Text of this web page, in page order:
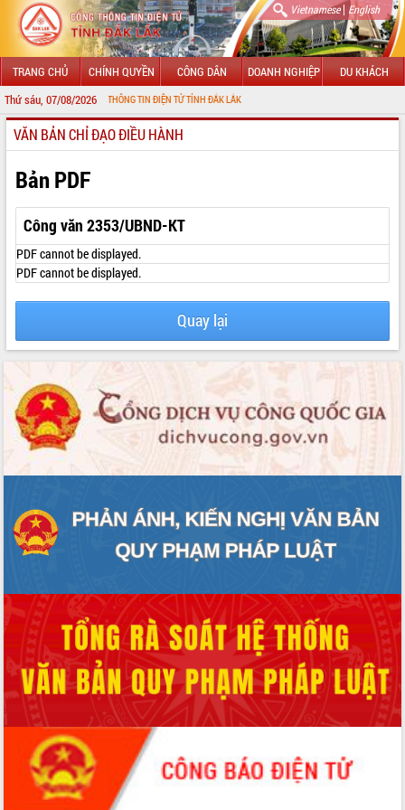
Vietnamese| English
TRANG CHỦ CHÍNH QUYỀN CÔNG DÂN DOANH NGHIỆP DU KHÁCH
Thứ sáu, 07/08/2026
VỚI CỔNG THÔNG TIN ĐIỆN TỬ TỈNH ĐẮK LẮK
GIỚI THIỆU
LÃNH ĐẠO UBND TỈNH
TIN TỨC SỰ KIỆN
SỞ, BAN, NGÀNH
UBND CÁC XÃ, PHƯỜNG
HỆ THỐNG VĂN BẢN
VĂN BẢN HĐND TỈNH
ĐIỂM TIN VĂN BẢN
QUY HOẠCH - KẾ HOẠCH
VĂN BẢN CHỈ ĐẠO ĐIỀU HÀNH
Bản PDF
Công văn 2353/UBND-KT
PDF cannot be displayed.
PDF cannot be displayed.
Quay lại